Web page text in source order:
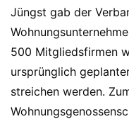
Jüngst gab der
500 Mitgliedsfirmen
ursprünglich
streichen werden.